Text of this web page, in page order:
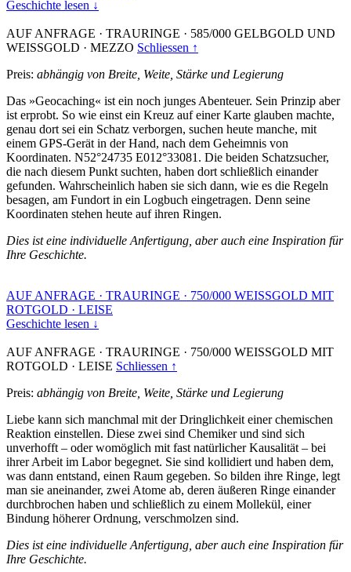
Geschichte lesen ↓
AUF ANFRAGE · TRAURINGE · 585/000 GELBGOLD UND
WEISSGOLD · MEZZO Schliessen ↑
Preis: abhängig von Breite, Weite, Stärke und Legierung
Das »Geocaching« ist ein noch junges Abenteuer. Sein Prinzip aber
ist erprobt. So wie einst ein Kreuz auf einer Karte glauben machte,
genau dort sei ein Schatz verborgen, suchen heute manche, mit
einem GPS-Gerät in der Hand, nach dem Geheimnis von
Koordinaten. N52°24735 E012°33081. Die beiden Schatzsucher,
die nach diesem Punkt suchten, haben dort schließlich einander
gefunden. Wahrscheinlich haben sie sich dann, wie es die Regeln
besagen, am Fundort in ein Logbuch eingetragen. Denn seine
Koordinaten stehen heute auf ihren Ringen.
Dies ist eine individuelle Anfertigung, aber auch eine Inspiration für
Ihre Geschichte.
AUF ANFRAGE · TRAURINGE · 750/000 WEISSGOLD MIT
ROTGOLD · LEISE
Geschichte lesen ↓
AUF ANFRAGE · TRAURINGE · 750/000 WEISSGOLD MIT
ROTGOLD · LEISE Schliessen ↑
Preis: abhängig von Breite, Weite, Stärke und Legierung
Liebe kann sich manchmal mit der Dringlichkeit einer chemischen
Reaktion einstellen. Diese zwei sind Chemiker und sind sich
unverhofft – oder womöglich mit fast natürlicher Kausalität – bei
ihrer Arbeit im Labor begegnet. Sie sind kollidiert und haben dem,
was dann entstand, einen Raum gegeben. So bilden ihre Ringe, legt
man sie aneinander, zwei Atome ab, deren äußeren Ringe einander
durchbrochen haben und schließlich zu einem Mollekül, einer
Bindung höherer Ordnung, verschmolzen sind.
Dies ist eine individuelle Anfertigung, aber auch eine Inspiration für
Ihre Geschichte.